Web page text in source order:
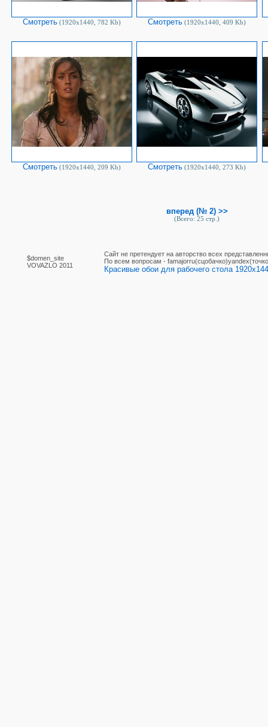
Смотреть(1920х1440, 782 Kb) Смотреть (1920х1440, 409 Kb)
Смотреть(1920х1440, 209 Kb) Смотреть (1920х1440, 273 Kb)
вперед (№ 2) >>
(Всего: 25 стр.)
$domen_site
VOVAZLO 2011
Сайт не претендует на авторство всех
По вcем вопросам -
Красивые обои для рабочего стола